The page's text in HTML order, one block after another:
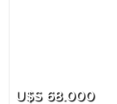
U$S 68.000